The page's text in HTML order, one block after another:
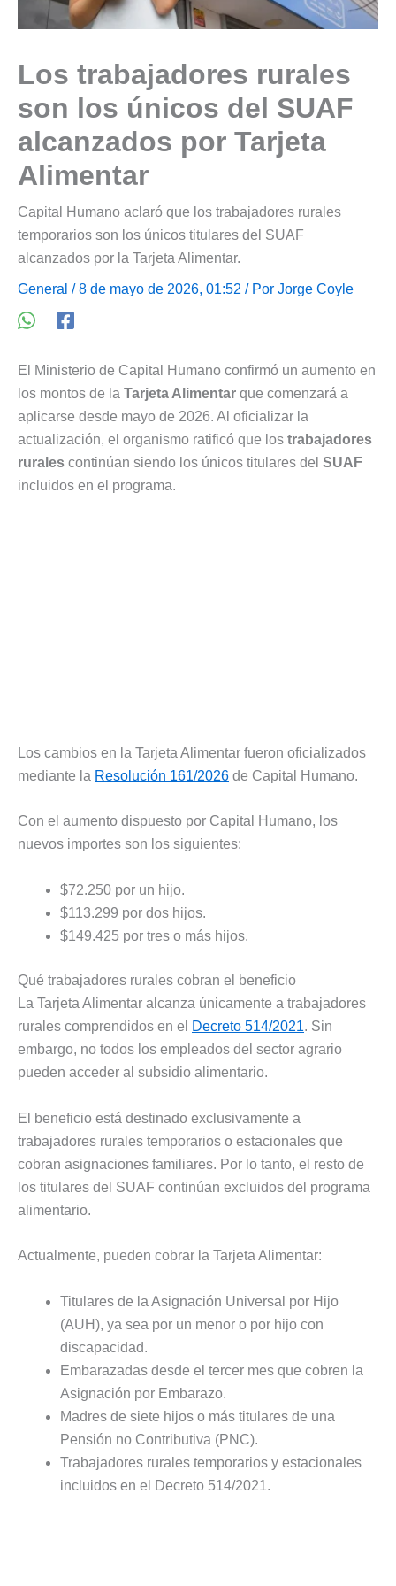
Los trabajadores rurales
son los únicos del SUAF
alcanzados por Tarjeta
Alimentar
Capital Humano aclaró que los trabajadores rurales
temporarios son los únicos titulares del SUAF
alcanzados por la Tarjeta Alimentar.
General / 8 de mayo de 2026, 01:52 / Por Jorge Coyle
El Ministerio de Capital Humano confirmó un aumento en
los montos de la Tarjeta Alimentar que comenzará a
aplicarse desde mayo de 2026. Al oficializar la
actualización, el organismo ratificó que los trabajadores
rurales continúan siendo los únicos titulares del SUAF
incluidos en el programa.
Los cambios en la Tarjeta Alimentar fueron oficializados
mediante la Resolución 161/2026 de Capital Humano.
Con el aumento dispuesto por Capital Humano, los
nuevos importes son los siguientes:
$72.250 por un hijo.
$113.299 por dos hijos.
$149.425 por tres o más hijos.
Qué trabajadores rurales cobran el beneficio
La Tarjeta Alimentar alcanza únicamente a trabajadores
rurales comprendidos en el
Decreto 514/2021. Sin
embargo, no todos los empleados del sector agrario
pueden acceder al subsidio alimentario.
El beneficio está destinado exclusivamente a
trabajadores rurales temporarios o estacionales que
cobran asignaciones familiares. Por lo tanto, el resto de
los titulares del SUAF continúan excluidos del programa
alimentario.
Actualmente, pueden cobrar la Tarjeta Alimentar:
Titulares de la Asignación Universal por Hijo
(AUH), ya sea por un menor o por hijo con
discapacidad.
Embarazadas desde el tercer mes que cobren la
Asignación por Embarazo.
Madres de siete hijos o más titulares de una
Pensión no Contributiva (PNC).
Trabajadores rurales temporarios y estacionales
incluidos en el Decreto 514/2021.